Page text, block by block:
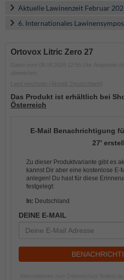
Aktuelle Lawinenzeit Februar
6. Internationales
Ortovox Litric Zero 27
Das Produkt ist erhältlich bei
Österreich
E-Mail Benachrichtigung
27'
Zu dieser Produktvariante gibt es
kannst Dir aber eine kostenlose E-
anlegen! Du hast für diese
festgelegt:
In: Deutschland
DEINE E-MAIL